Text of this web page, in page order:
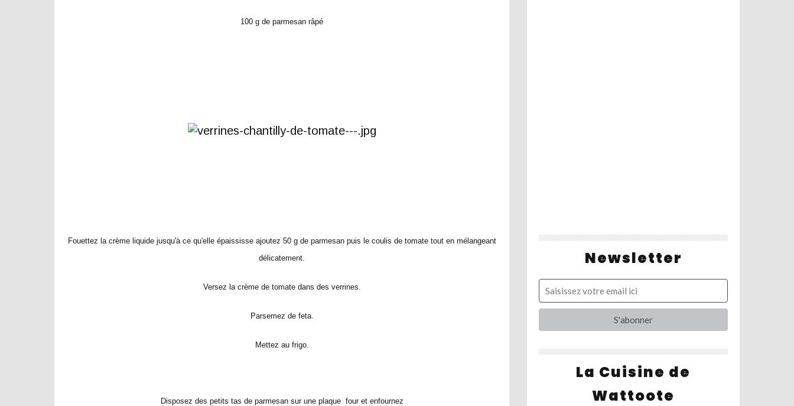
100 g de parmesan râpé
Fouettez la crème liquide jusqu'à ce qu'elle épaississe ajoutez 50 g de parmesan puis le coulis de tomate tout en mélangeant
délicatement.
Versez la crème de tomate dans des verrines.
Parsemez de feta.
Mettez au frigo.
Disposez des petits tas de parmesan sur une plaque four et enfournez
Newsletter
La Cuisine de
Wattoote